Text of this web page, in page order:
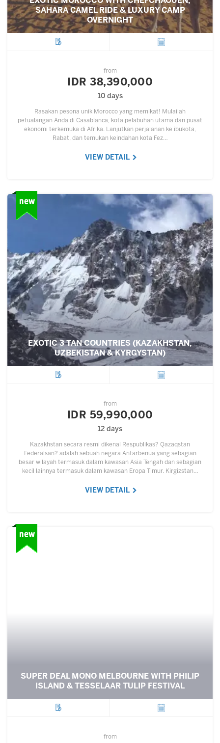
SAHARA CAMEL RIDE & LUXURY CAMP
OVERNIGHT
from
IDR 38,390,000
10 days
Rasakan pesona unik Morocco yang memikat! Mulailah
petualangan Anda di Casablanca, kota pelabuhan utama dan pusat
ekonomi terkemuka di Afrika. Lanjutkan perjalanan ke ibukota,
Rabat, dan temukan keindahan kota Fez…
VIEW DETAIL
EXOTIC 3 TAN COUNTRIES (KAZAKHSTAN,
UZBEKISTAN & KYRGYSTAN)
from
IDR 59,990,000
12 days
Kazakhstan secara resmi dikenal Respublikas? Qazaqstan
Federalsan? adalah sebuah negara Antarbenua yang sebagian
besar wilayah termasuk dalam kawasan Asia Tengah dan sebagian
kecil lainnya termasuk dalam kawasan Eropa Timur. Kirgizstan…
VIEW DETAIL
SUPER DEAL MONO MELBOURNE WITH PHILIP
ISLAND & TESSELAAR TULIP FESTIVAL
from